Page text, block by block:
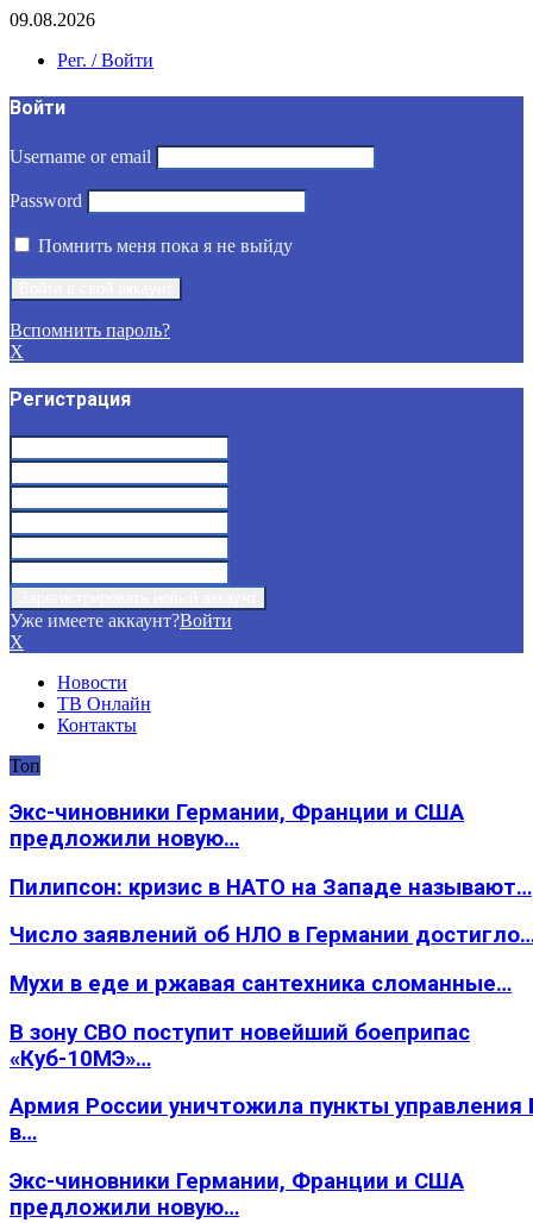
09.08.2026
Рег. / Войти
Войти
Username or email
Password
Помнить меня пока я не выйду
Вспомнить пароль?
X
Регистрация
Уже имеете аккаунт?Войти
X
Новости
ТВ Онлайн
Контакты
Топ
Экс-чиновники Германии, Франции и США
предложили новую…
Пилипсон: кризис в НАТО на Западе называют…
Число заявлений об НЛО в Германии
Мухи в еде и ржавая сантехника сломанные…
В зону СВО поступит новейший боеприпас
«Куб-10МЭ»…
Армия России уничтожила пункты
в…
Экс-чиновники Германии, Франции и США
предложили новую…